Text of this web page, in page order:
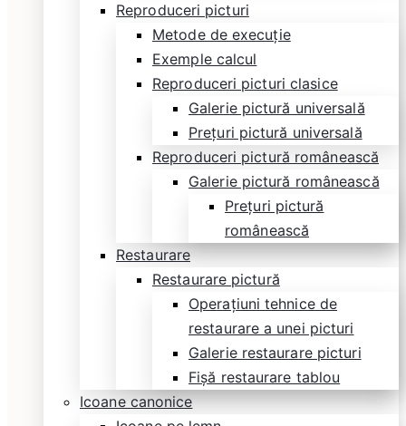
Reproduceri picturi
Metode de execuție
Exemple calcul
Reproduceri picturi clasice
Galerie pictură universală
Prețuri pictură universală
Reproduceri pictură românească
Galerie pictură românească
Prețuri pictură
românească
Restaurare
Restaurare pictură
Operațiuni tehnice de
restaurare a unei picturi
Galerie restaurare picturi
Fișă restaurare tablou
Icoane canonice